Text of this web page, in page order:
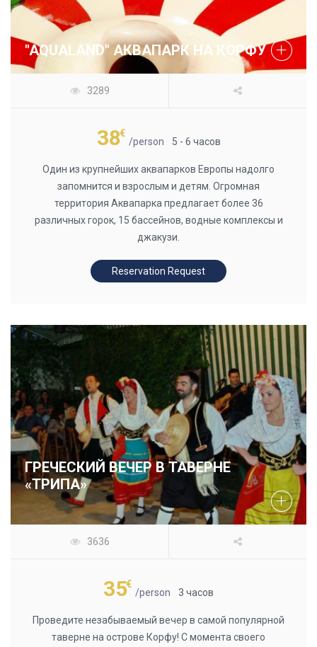
"AQUALAND" АКВАПАРК НА КОРФУ
3289
38€
/person 5 - 6 часов
Один из крупнейших аквапарков Европы надолго
запомнится и взрослым и детям. Огромная
территория Аквапарка предлагает более 36
различных горок, 15 бассейнов, водные комплексы и
джакузи.
Reservation Request
ГРЕЧЕСКИЙ ВЕЧЕР В ТАВЕРНЕ
«ТРИПА»
3636
35€
/person 3 часов
Проведите незабываемый вечер в самой популярной
таверне на острове Корфу! С момента своего